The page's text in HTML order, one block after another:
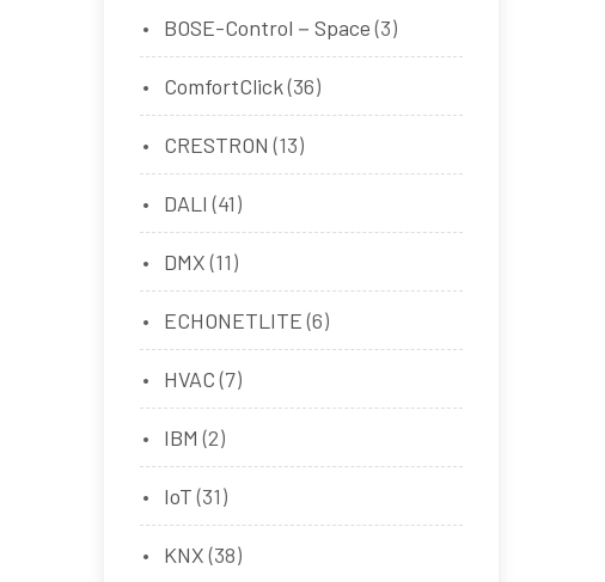
BOSE-Control－Space(3)
ComfortClick(36)
CRESTRON (13)
DALI (41)
DMX(11)
ECHONETLITE(6)
HVAC(7)
IBM (2)
IoT(31)
KNX(38)